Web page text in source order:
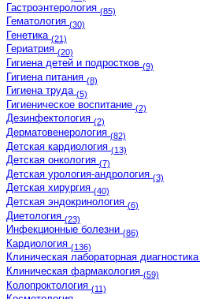
Гастроэнтерология (85)
Гематология (30)
Генетика (21)
Гериатрия (20)
Гигиена детей и подростков (9)
Гигиена питания (8)
Гигиена труда (5)
Гигиеническое воспитание (2)
Дезинфектология (2)
Дерматовенерология (82)
Детская кардиология (13)
Детская онкология (7)
Детская урология-андрология (3)
Детская хирургия (40)
Детская эндокринология (6)
Диетология (23)
Инфекционные болезни (86)
Кардиология (136)
Клиническая лабораторная диагностика
Клиническая фармакология (59)
Колопроктология (11)